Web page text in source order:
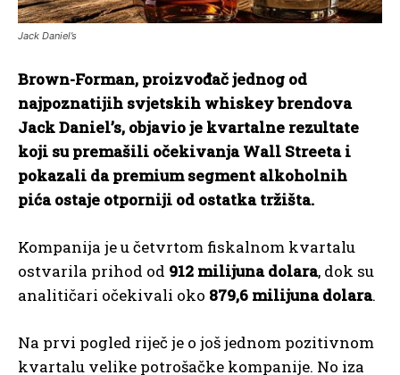
Jack Daniel’s
Brown-Forman, proizvođač jednog od
najpoznatijih svjetskih whiskey brendova
Jack Daniel’s, objavio je kvartalne rezultate
koji su premašili očekivanja Wall Streeta i
pokazali da premium segment alkoholnih
pića ostaje otporniji od ostatka tržišta.
Kompanija je u četvrtom fiskalnom kvartalu
ostvarila prihod od 912 milijuna dolara, dok su
analitičari očekivali oko 879,6 milijuna dolara.
Na prvi pogled riječ je o još jednom pozitivnom
kvartalu velike potrošačke kompanije. No iza